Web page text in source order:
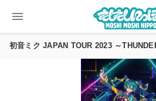
menu
初音ミク JAPAN TOUR 2023 ～